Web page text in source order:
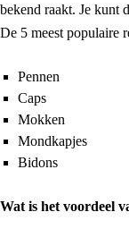
bekend raakt. Je kunt
De 5 meest populaire
Pennen
Caps
Mokken
Mondkapjes
Bidons
Wat is het voordeel